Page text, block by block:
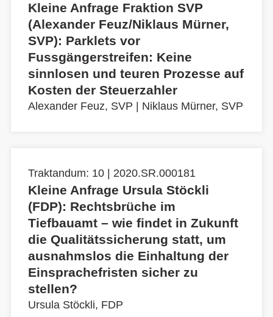
Kleine Anfrage Fraktion SVP
(Alexander Feuz/Niklaus Mürner,
SVP): Parklets vor
Fussgängerstreifen: Keine
sinnlosen und teuren Prozesse auf
Kosten der Steuerzahler
Alexander Feuz, SVP Niklaus Mürner, SVP
Traktandum: 10 | 2020.SR.000181
Kleine Anfrage Ursula Stöckli
(FDP): Rechtsbrüche im
Tiefbauamt – wie findet in Zukunft
die Qualitätssicherung statt, um
ausnahmslos die Einhaltung der
Einsprachefristen sicher zu
stellen?
Ursula Stöckli, FDP